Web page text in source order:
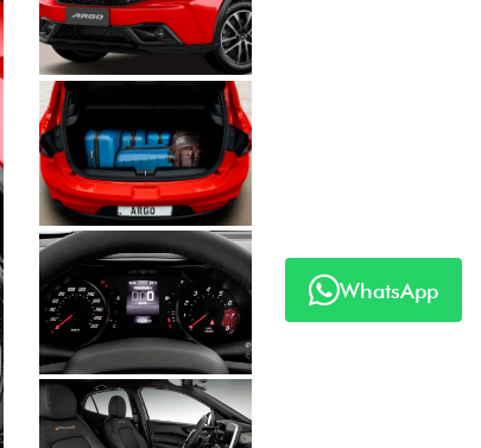
WhatsApp